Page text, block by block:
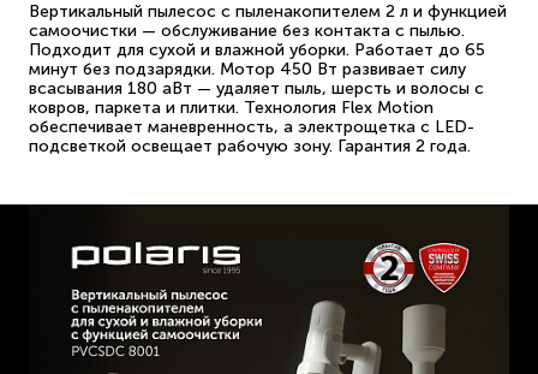
Вертикальный пылесос с пыленакопителем 2 л и функцией
самоочистки — обслуживание без контакта с пылью.
Подходит для сухой и влажной уборки. Работает до 65
минут без подзарядки. Мотор 450 Вт развивает силу
всасывания 180 аВт — удаляет пыль, шерсть и волосы с
ковров, паркета и плитки. Технология Flex Motion
обеспечивает маневренность, а электрощетка с LED-
подсветкой освещает рабочую зону. Гарантия 2 года.